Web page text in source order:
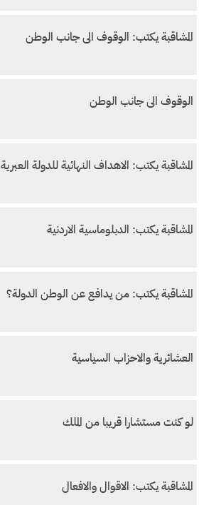
المشاقبة يكتب: الوقوف الى جانب الوطن
الوقوف الى جانب الوطن
المشاقبة يكتب: الاهداف النهائية للدولة العبرية
المشاقبة يكتب: الدبلوماسية الاردنية
المشاقبة يكتب: من يدافع عن الوطن الدولة؟
العشائرية والاحزاب السياسية
لو كنت مستشارا قريبا من الملك
المشاقبة يكتب: الاقوال والافعال